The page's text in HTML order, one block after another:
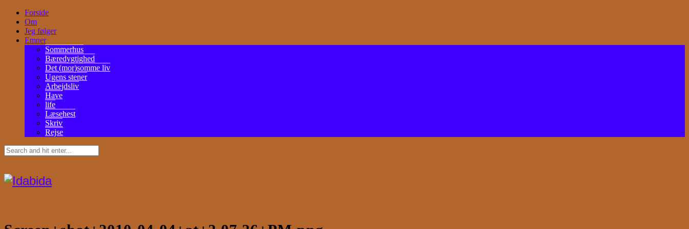
Forside
Om
Jeg følger
Emner
Sommerhus
Bæredygtighed
Det (mor)somme liv
Ugens stener
Arbejdsliv
Have
life
Læsehest
Skriv
Rejse